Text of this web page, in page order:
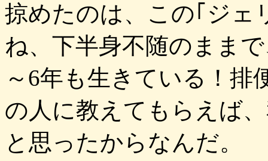
掠めたのは、この｢ジェ
ね、下半身不随のまま
～6年も生きている！排
の人に教えてもらえば
と思ったからなんだ。